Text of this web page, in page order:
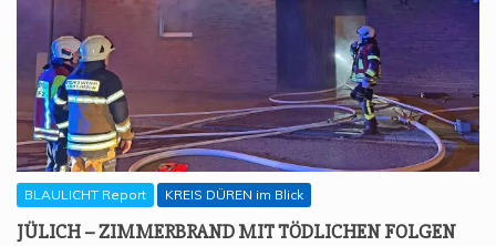
BLAULICHT Report KREIS DÜREN im Blick
JÜLICH – ZIM­MER­BRAND MIT TÖD­LI­CHEN FOLGEN